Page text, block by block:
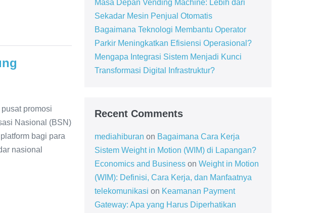
promosi
Nasional (BSN)
bagi para
nasional
Masa Depan Vending Machine: Lebih dari
Sekadar Mesin Penjual Otomatis
Bagaimana Teknologi Membantu Operator
Parkir Meningkatkan Efisiensi Operasional?
Mengapa Integrasi Sistem Menjadi Kunci
Transformasi Digital Infrastruktur?
Recent Comments
mediahiburan on Bagaimana Cara Kerja
Sistem Weight in Motion (WIM) di Lapangan?
Economics and Businesson Weight in Motion
(WIM): Definisi, Cara Kerja, dan Manfaatnya
telekomunikasi on Keamanan Payment
Gateway: Apa yang Harus Diperhatikan